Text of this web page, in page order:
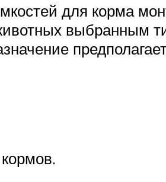
для корма
выбранным